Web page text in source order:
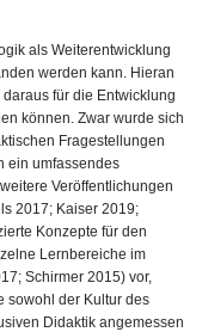
als Weiterentwicklung
werden kann. Hieran
für die Entwicklung
können. Zwar wurde sich
Fragestellungen
ein umfassendes
Veröffentlichungen
2017; Kaiser 2019;
Konzepte für den
Lernbereiche im
Schirmer 2015) vor,
sowohl der Kultur des
Didaktik angemessen